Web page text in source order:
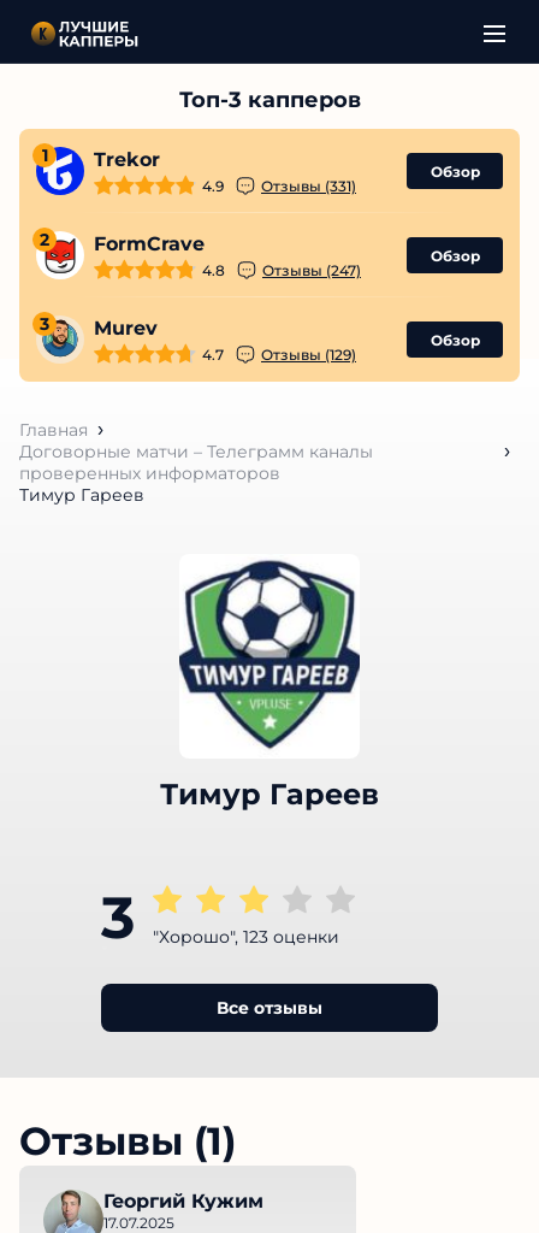
1 Trekor
4.9 Отзывы (331)
Обзор
2 FormCrave
4.8 Отзывы (247)
Обзор
3 Murev
4.7 Отзывы (129)
Обзор
Главная
Договорные матчи – Телеграмм каналы
проверенных информаторов
Тимур Гареев
Тимур Гареев
3 "Хорошо", 123 оценки
Все отзывы
Отзывы (1)
Георгий Кужим
17.07.2025